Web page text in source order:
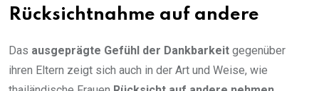
Rücksichtnahme auf andere
Das ausgeprägte Gefühl der Dankbarkeit gegenüber
ihren Eltern zeigt sich auch in der Art und Weise, wie